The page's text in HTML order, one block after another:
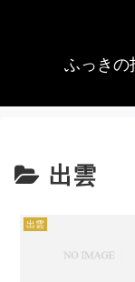
ふっきの
出雲
出雲